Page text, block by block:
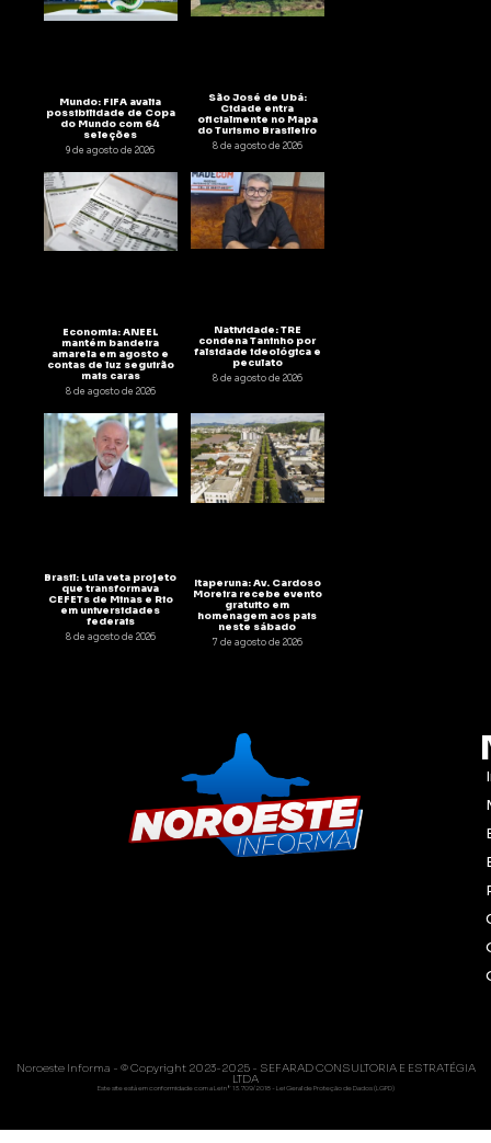
Mundo: FIFA avalia
possibilidade de Copa
do Mundo com 64
seleções
9 de agosto de 2026
São José de Ubá:
Cidade entra
oficialmente no Mapa
do Turismo Brasileiro
8 de agosto de 2026
Economia: ANEEL
mantém bandeira
amarela em agosto e
contas de luz seguirão
mais caras
8 de agosto de 2026
Natividade: TRE
condena Taninho por
falsidade ideológica e
peculato
8 de agosto de 2026
Brasil: Lula veta projeto
que transformava
CEFETs de Minas e Rio
em universidades
federais
8 de agosto de 2026
Itaperuna: Av. Cardoso
Moreira recebe evento
gratuito em
homenagem aos pais
neste sábado
7 de agosto de 2026
Noroeste Informa - © Copyright 2023-2025 - SEFARAD CONSULTORIA E ESTRATÉGIA
LTDA
Este site está em conformidade com a Lei nº 13.709/2018 - Lei Geral de Proteção de Dados (LGPD)